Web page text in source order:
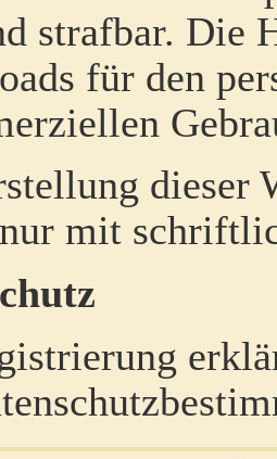
strafbar. Die
für den
dieser
mit